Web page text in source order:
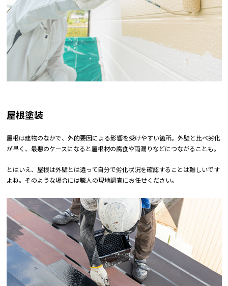
屋根塗装
屋根は建物のなかで、外的要因による影響を受けやすい箇所。外壁と比べ劣化
が早く、最悪のケースになると屋根材の腐食や雨漏りなどにつながることも。
とはいえ、屋根は外壁とは違って自分で劣化状況を確認することは難しいです
よね。そのような場合には職人の現地調査にお任せください。